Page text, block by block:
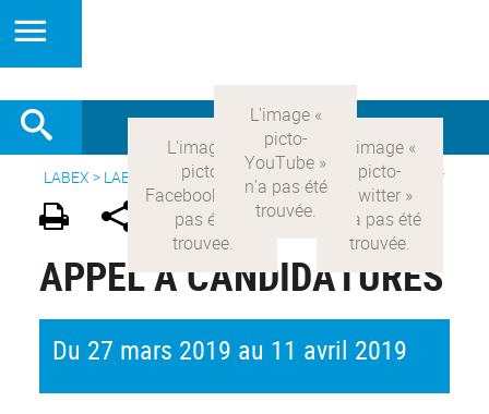
LABEX > LABEX COMOD> Version française Offres d'emploi
APPEL À CANDIDATURES
Du 27 mars 2019 au 11 avril 2019